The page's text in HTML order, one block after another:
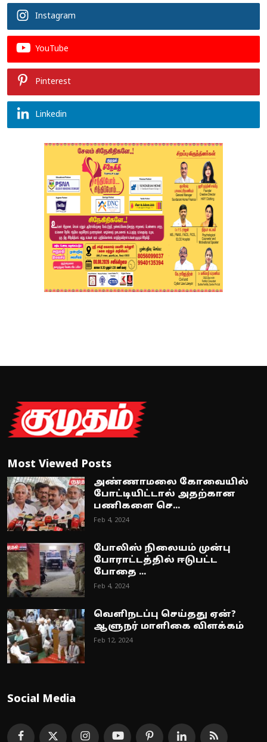
Instagram
YouTube
Pinterest
Linkedin
Most Viewed Posts
அண்ணாமலை கோவையில்
போட்டியிட்டால் அதற்கான
பணிகளை செ...
Feb 4, 2024
போலிஸ் நிலையம் முன்பு
போராட்டத்தில் ஈடுபட்ட
போதை ...
Feb 4, 2024
வெளிநடப்பு செய்தது ஏன்?
ஆளுநர் மாளிகை விளக்கம்
Feb 12, 2024
Social Media